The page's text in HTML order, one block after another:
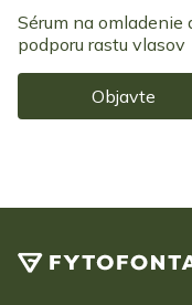
Sérum na omladenie
podporu rastu vlasov
Objavte